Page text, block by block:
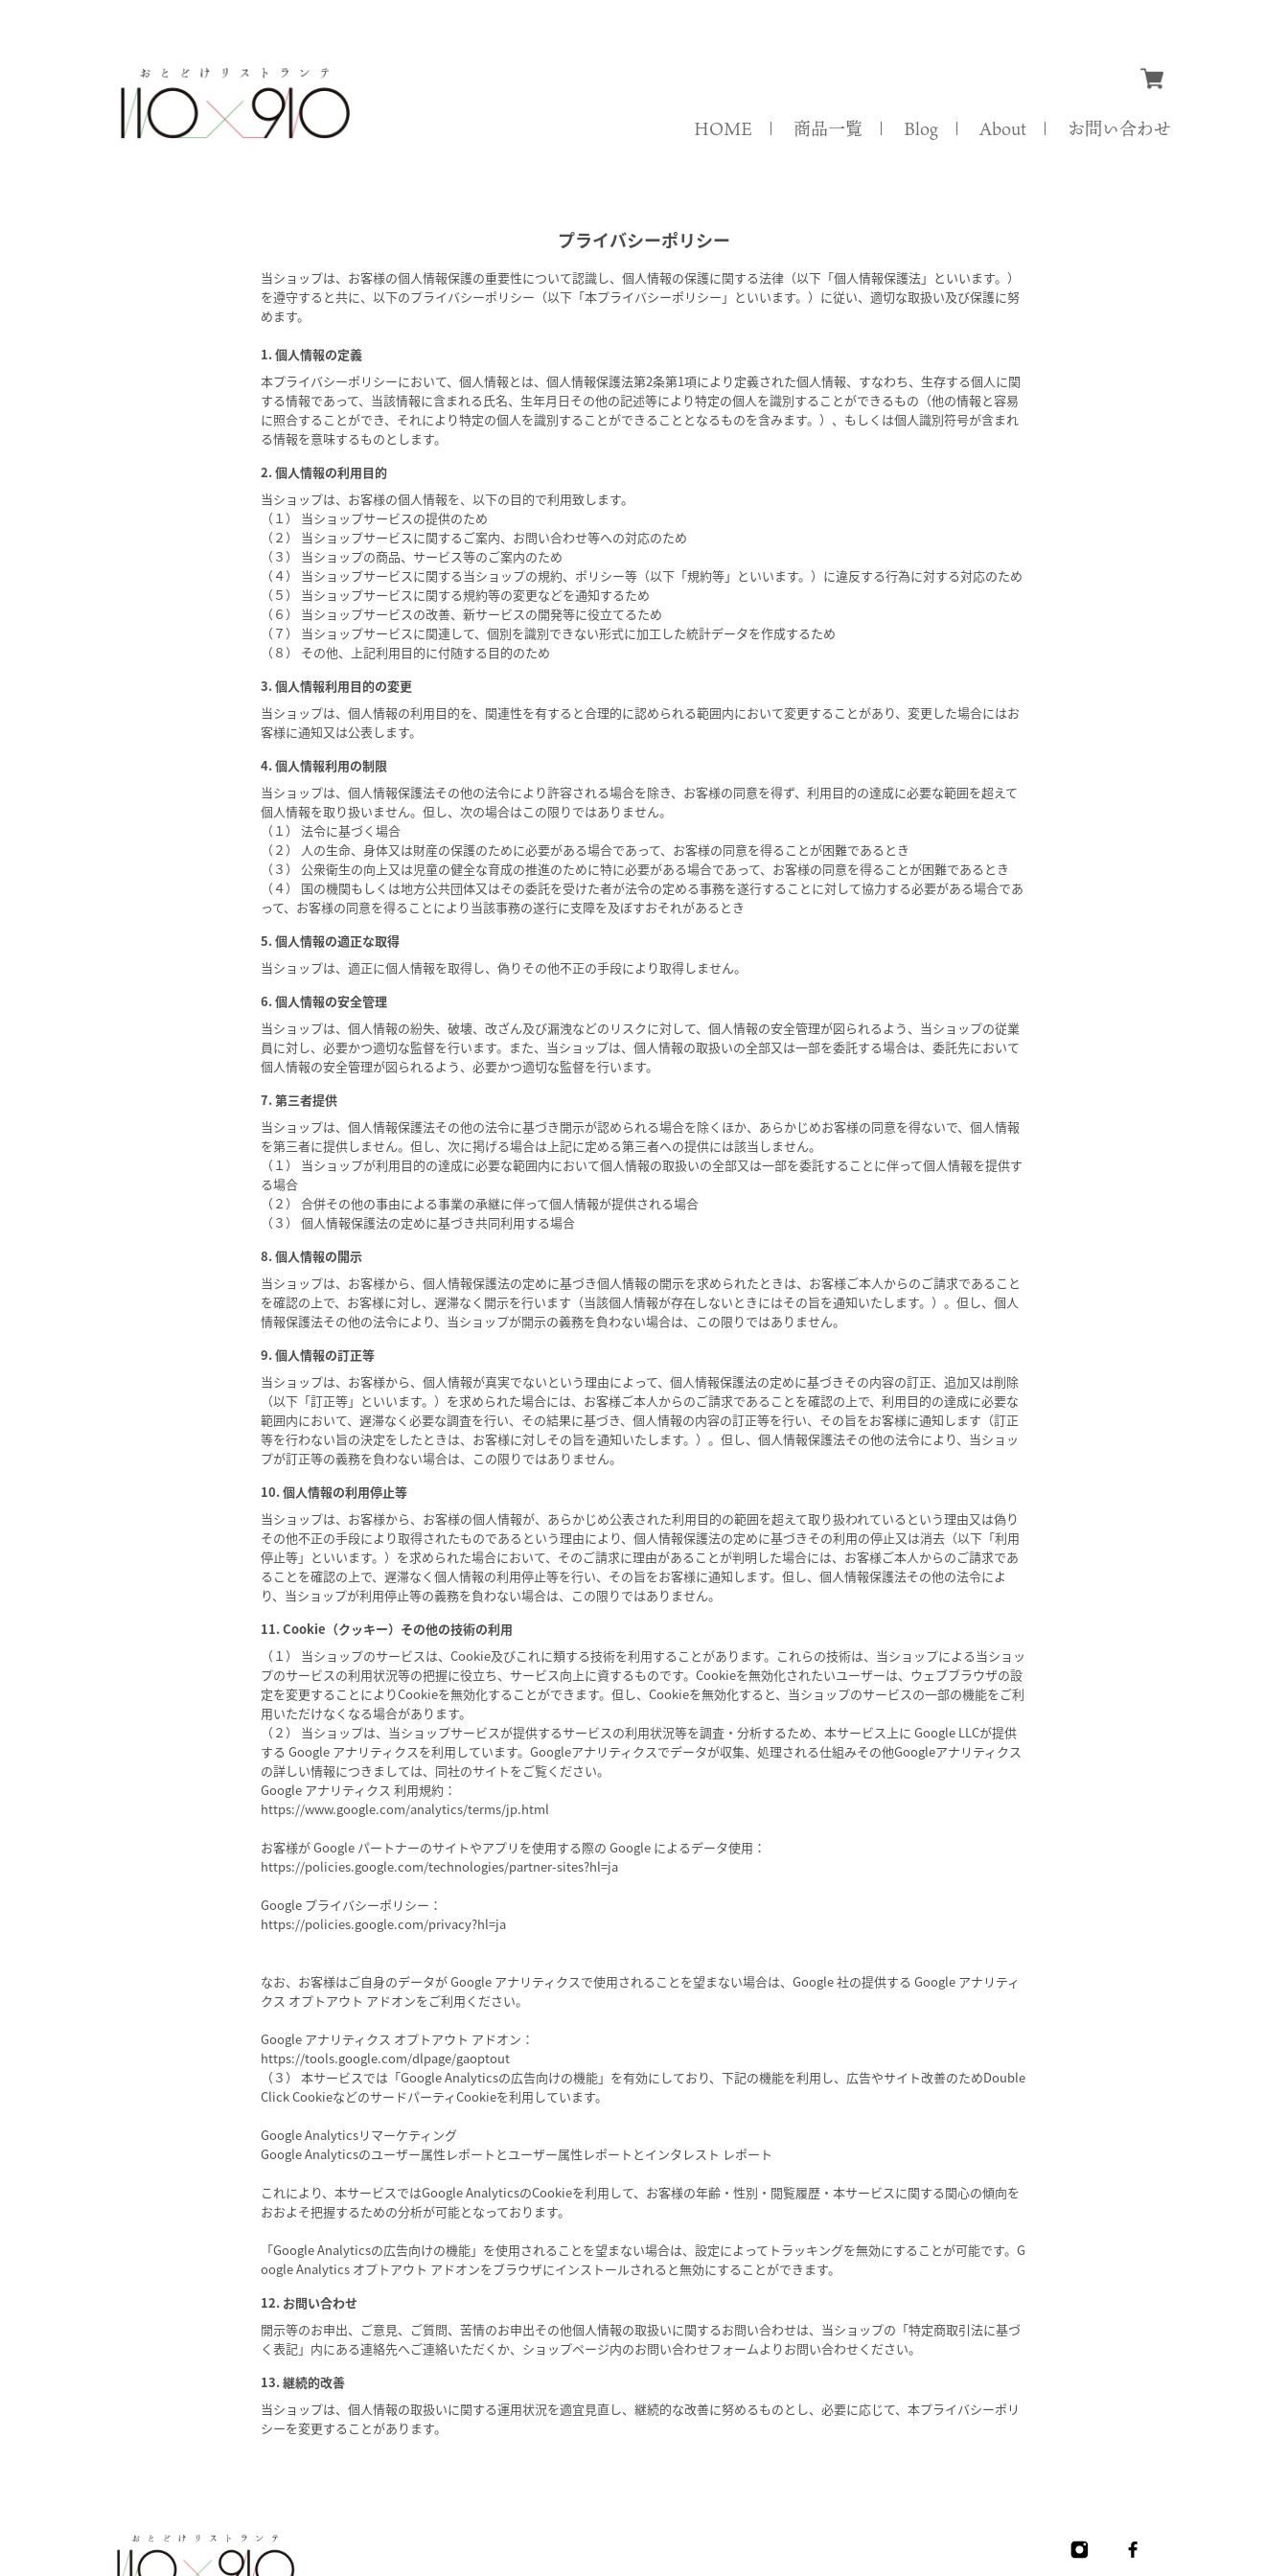
HOME 商品一覧 Blog About お問い合わせ
プライバシーポリシー
当ショップは、お客様の個人情報保護の重要性について認識し、個人情報の保護に関する法律（以下「個人情報保護法」といいます。）
を遵守すると共に、以下のプライバシーポリシー（以下「本プライバシーポリシー」といいます。）に従い、適切な取扱い及び保護に努
めます。
1. 個人情報の定義
本プライバシーポリシーにおいて、個人情報とは、個人情報保護法第2条第1項により定義された個人情報、すなわち、生存する個人に関
する情報であって、当該情報に含まれる氏名、生年月日その他の記述等により特定の個人を識別することができるもの（他の情報と容易
に照合することができ、それにより特定の個人を識別することができることとなるものを含みます。）、もしくは個人識別符号が含まれ
る情報を意味するものとします。
2. 個人情報の利用目的
当ショップは、お客様の個人情報を、以下の目的で利用致します。
（１） 当ショップサービスの提供のため
（２） 当ショップサービスに関するご案内、お問い合わせ等への対応のため
（３） 当ショップの商品、サービス等のご案内のため
（４） 当ショップサービスに関する当ショップの規約、ポリシー等（以下「規約等」といいます。）に違反する行為に対する対応のため
（５） 当ショップサービスに関する規約等の変更などを通知するため
（６） 当ショップサービスの改善、新サービスの開発等に役立てるため
（７） 当ショップサービスに関連して、個別を識別できない形式に加工した統計データを作成するため
（８） その他、上記利用目的に付随する目的のため
3. 個人情報利用目的の変更
当ショップは、個人情報の利用目的を、関連性を有すると合理的に認められる範囲内において変更することがあり、変更した場合にはお
客様に通知又は公表します。
4. 個人情報利用の制限
当ショップは、個人情報保護法その他の法令により許容される場合を除き、お客様の同意を得ず、利用目的の達成に必要な範囲を超えて
個人情報を取り扱いません。但し、次の場合はこの限りではありません。
（１） 法令に基づく場合
（２） 人の生命、身体又は財産の保護のために必要がある場合であって、お客様の同意を得ることが困難であるとき
（３） 公衆衛生の向上又は児童の健全な育成の推進のために特に必要がある場合であって、お客様の同意を得ることが困難であるとき
（４） 国の機関もしくは地方公共団体又はその委託を受けた者が法令の定める事務を遂行することに対して協力する必要がある場合であ
って、お客様の同意を得ることにより当該事務の遂行に支障を及ぼすおそれがあるとき
5. 個人情報の適正な取得
当ショップは、適正に個人情報を取得し、偽りその他不正の手段により取得しません。
6. 個人情報の安全管理
当ショップは、個人情報の紛失、破壊、改ざん及び漏洩などのリスクに対して、個人情報の安全管理が図られるよう、当ショップの従業
員に対し、必要かつ適切な監督を行います。また、当ショップは、個人情報の取扱いの全部又は一部を委託する場合は、委託先において
個人情報の安全管理が図られるよう、必要かつ適切な監督を行います。
7. 第三者提供
当ショップは、個人情報保護法その他の法令に基づき開示が認められる場合を除くほか、あらかじめお客様の同意を得ないで、個人情報
を第三者に提供しません。但し、次に掲げる場合は上記に定める第三者への提供には該当しません。
（１） 当ショップが利用目的の達成に必要な範囲内において個人情報の取扱いの全部又は一部を委託することに伴って個人情報を提供す
る場合
（２） 合併その他の事由による事業の承継に伴って個人情報が提供される場合
（３） 個人情報保護法の定めに基づき共同利用する場合
8. 個人情報の開示
当ショップは、お客様から、個人情報保護法の定めに基づき個人情報の開示を求められたときは、お客様ご本人からのご請求であること
を確認の上で、お客様に対し、遅滞なく開示を行います（当該個人情報が存在しないときにはその旨を通知いたします。）。但し、個人
情報保護法その他の法令により、当ショップが開示の義務を負わない場合は、この限りではありません。
9. 個人情報の訂正等
当ショップは、お客様から、個人情報が真実でないという理由によって、個人情報保護法の定めに基づきその内容の訂正、追加又は削除
（以下「訂正等」といいます。）を求められた場合には、お客様ご本人からのご請求であることを確認の上で、利用目的の達成に必要な
範囲内において、遅滞なく必要な調査を行い、その結果に基づき、個人情報の内容の訂正等を行い、その旨をお客様に通知します（訂正
等を行わない旨の決定をしたときは、お客様に対しその旨を通知いたします。）。但し、個人情報保護法その他の法令により、当ショッ
プが訂正等の義務を負わない場合は、この限りではありません。
10. 個人情報の利用停止等
当ショップは、お客様から、お客様の個人情報が、あらかじめ公表された利用目的の範囲を超えて取り扱われているという理由又は偽り
その他不正の手段により取得されたものであるという理由により、個人情報保護法の定めに基づきその利用の停止又は消去（以下「利用
停止等」といいます。）を求められた場合において、そのご請求に理由があることが判明した場合には、お客様ご本人からのご請求であ
ることを確認の上で、遅滞なく個人情報の利用停止等を行い、その旨をお客様に通知します。但し、個人情報保護法その他の法令によ
り、当ショップが利用停止等の義務を負わない場合は、この限りではありません。
11. Cookie（クッキー）その他の技術の利用
（１） 当ショップのサービスは、Cookie及びこれに類する技術を利用することがあります。これらの技術は、当ショップによる当ショッ
プのサービスの利用状況等の把握に役立ち、サービス向上に資するものです。Cookieを無効化されたいユーザーは、ウェブブラウザの設
定を変更することによりCookieを無効化することができます。但し、Cookieを無効化すると、当ショップのサービスの一部の機能をご利
用いただけなくなる場合があります。
（２） 当ショップは、当ショップサービスが提供するサービスの利用状況等を調査・分析するため、本サービス上に Google LLCが提供
する Google アナリティクスを利用しています。Googleアナリティクスでデータが収集、処理される仕組みその他Googleアナリティクス
の詳しい情報につきましては、同社のサイトをご覧ください。
Google アナリティクス 利用規約：
https://www.google.com/analytics/terms/jp.html
お客様が Google パートナーのサイトやアプリを使用する際の Google によるデータ使用：
https://policies.google.com/technologies/partner-sites?hl=ja
Google プライバシーポリシー：
https://policies.google.com/privacy?hl=ja
なお、お客様はご自身のデータが Google アナリティクスで使用されることを望まない場合は、Google 社の提供する Google アナリティ
クス オプトアウト アドオンをご利用ください。
Google アナリティクス オプトアウト アドオン：
https://tools.google.com/dlpage/gaoptout
（３） 本サービスでは「Google Analyticsの広告向けの機能」を有効にしており、下記の機能を利用し、広告やサイト改善のためDouble
Click CookieなどのサードパーティCookieを利用しています。
Google Analyticsリマーケティング
Google Analyticsのユーザー属性レポートとユーザー属性レポートとインタレスト レポート
これにより、本サービスではGoogle AnalyticsのCookieを利用して、お客様の年齢・性別・閲覧履歴・本サービスに関する関心の傾向を
おおよそ把握するための分析が可能となっております。
「Google Analyticsの広告向けの機能」を使用されることを望まない場合は、設定によってトラッキングを無効にすることが可能です。G
oogle Analytics オプトアウト アドオンをブラウザにインストールされると無効にすることができます。
12. お問い合わせ
開示等のお申出、ご意見、ご質問、苦情のお申出その他個人情報の取扱いに関するお問い合わせは、当ショップの「特定商取引法に基づ
く表記」内にある連絡先へご連絡いただくか、ショップページ内のお問い合わせフォームよりお問い合わせください。
13. 継続的改善
当ショップは、個人情報の取扱いに関する運用状況を適宜見直し、継続的な改善に努めるものとし、必要に応じて、本プライバシーポリ
シーを変更することがあります。